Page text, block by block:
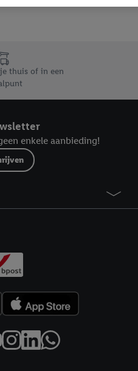
thuis of in een
enkele aanbieding!
Lidl-diensten worden
meer informatie vinden over de
noodzakelijke technologieën
alle bovengenoemde doeleinden.